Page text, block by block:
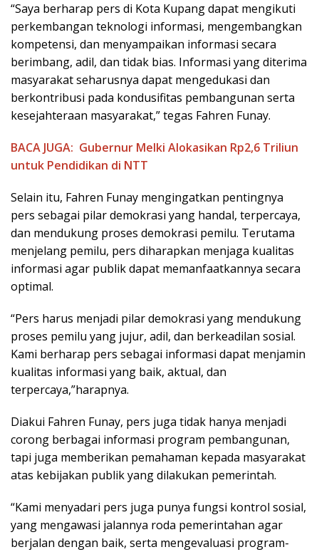
“Saya berharap pers di Kota Kupang dapat mengikuti
perkembangan teknologi informasi, mengembangkan
kompetensi, dan menyampaikan informasi secara
berimbang, adil, dan tidak bias. Informasi yang diterima
masyarakat seharusnya dapat mengedukasi dan
berkontribusi pada kondusifitas pembangunan serta
kesejahteraan masyarakat,” tegas Fahren Funay.
BACA JUGA: Gubernur Melki Alokasikan Rp2,6 Triliun
untuk Pendidikan di NTT
Selain itu, Fahren Funay mengingatkan pentingnya
pers sebagai pilar demokrasi yang handal, terpercaya,
dan mendukung proses demokrasi pemilu. Terutama
menjelang pemilu, pers diharapkan menjaga kualitas
informasi agar publik dapat memanfaatkannya secara
optimal.
“Pers harus menjadi pilar demokrasi yang mendukung
proses pemilu yang jujur, adil, dan berkeadilan sosial.
Kami berharap pers sebagai informasi dapat menjamin
kualitas informasi yang baik, aktual, dan
terpercaya,”harapnya.
Diakui Fahren Funay, pers juga tidak hanya menjadi
corong berbagai informasi program pembangunan,
tapi juga memberikan pemahaman kepada masyarakat
atas kebijakan publik yang dilakukan pemerintah.
“Kami menyadari pers juga punya fungsi kontrol sosial,
yang mengawasi jalannya roda pemerintahan agar
berjalan dengan baik, serta mengevaluasi program-